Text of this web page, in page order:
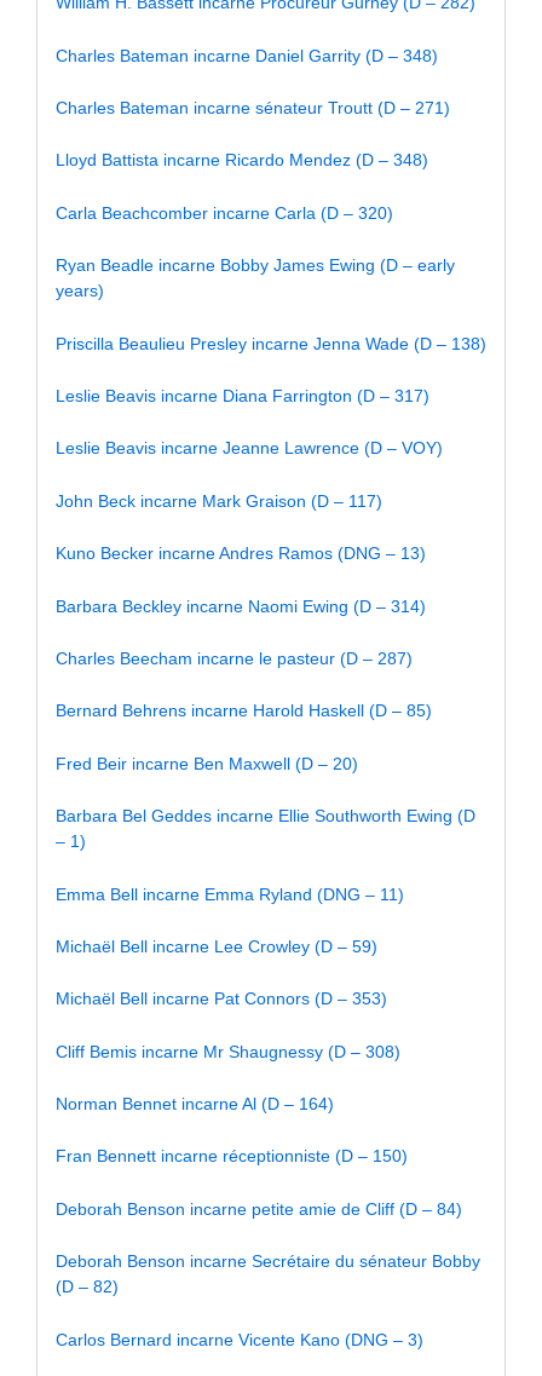
Charles Bateman incarne Daniel Garrity (D – 348)
Charles Bateman incarne sénateur Troutt (D – 271)
Lloyd Battista incarne Ricardo Mendez (D – 348)
Carla Beachcomber incarne Carla (D – 320)
Ryan Beadle incarne Bobby James Ewing (D – early
years)
Priscilla Beaulieu Presley incarne Jenna Wade (D – 138)
Leslie Beavis incarne Diana Farrington (D – 317)
Leslie Beavis incarne Jeanne Lawrence (D – VOY)
John Beck incarne Mark Graison (D – 117)
Kuno Becker incarne Andres Ramos (DNG – 13)
Barbara Beckley incarne Naomi Ewing (D – 314)
Charles Beecham incarne le pasteur (D – 287)
Bernard Behrens incarne Harold Haskell (D – 85)
Fred Beir incarne Ben Maxwell (D – 20)
Barbara Bel Geddes incarne Ellie Southworth Ewing (D
– 1)
Emma Bell incarne Emma Ryland (DNG – 11)
Michaël Bell incarne Lee Crowley (D – 59)
Michaël Bell incarne Pat Connors (D – 353)
Cliff Bemis incarne Mr Shaugnessy (D – 308)
Norman Bennet incarne Al (D – 164)
Fran Bennett incarne réceptionniste (D – 150)
Deborah Benson incarne petite amie de Cliff (D – 84)
Deborah Benson incarne Secrétaire du sénateur Bobby
(D – 82)
Carlos Bernard incarne Vicente Kano (DNG – 3)